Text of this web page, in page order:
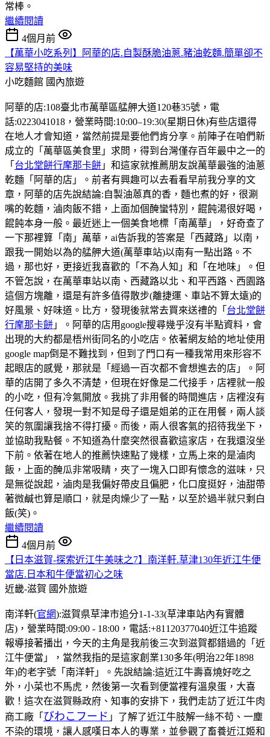
常棒。
繼續閱讀
4個月前
【萬華小吃系列】阿華的店.自製酥脆油蔥.豬油乾麵.簡單卻不
容易堅持的美味
小吃麵館 國內旅遊
阿華的店:108臺北市萬華區艋舺大道120巷35號，電
話:0223041018，營業時間:10:00–19:30(星期日休)有些店還得
在地人才會知道，當然前提是要他們肯分享。前陣子在咱們新
成立的「萬華區美食里」求問，得到台灣僅存百年最中之一的
「 台北堂餅行摩那卡餅 」和這家就推薦朋友說萬華最強的油蔥
乾麵「阿華的店」。前者有興趣可以去看看早前我分享的文
章，阿華的店先說結論:自製油蒽真的香，麵也煮的好，很涮
嘴的乾麵，滷肉飯不錯，上面加個醃蠻特別，餛飩湯很好喝，
餛飩本身一般。最近迷上一個美食地標「南萬華」，好奇查了
一下那裡算「南」萬華，ai告訴我的答案是「西藏路」以南，
跟我一開始以為的艋舺大道(萬華車站)以南有一點出路。不
過，那也好，更接近我喜歡的「不為人知」和「在地味」。但
不管怎說，在萬華車站以南、西藏路以北、和平西路、西園路
這個方塊離，還是有許多值得散步(離捷運、車站不算太遠)的
好風景、好味道。比方，發現後就常去買來送禮的「 台北堂餅
行摩那卡餅 」。阿華的店用google搜尋幾乎沒有半點資料，會
出現的大約都是梧州街同名的小吃店。依著網友給的地址使用
google map倒是不難找到，但到了門口有一種我常用來形容不
起眼店的感覺，那就是「經過一百次都不會想進去的店」。阿
華的店開了多久不清楚，但現在好像是二代接手，店裡就一般
的小吃，但有冷氣開放。我挑了非用餐的時間進店，店裡沒有
任何客人，發現一對不知是母子還是姐弟的正在用餐，兩人談
笑的氛圍讓我捨不得打擾。而後，兩人很客氣的招待我坐下，
並協助我點餐。不知道為什麼突然很喜歡這家店，在我還沒坐
下前。依著在地人的推薦快速點了幾樣，立馬上來的是滷肉
飯，上面的醃瓜非常吸睛，夾了一塊入口即有懷念的滋味，只
是無從說起，滷肉是我偏好帶皮且偏肥，化口度挺好，油甜帶
著微鹹也算是順口，就是肉燥少了一點，以至於過半就只剩白
飯(笑)。
繼續閱讀
4個月前
【日本滋賀-探索近江牛美味之7】南洋軒.草津130年近江牛便
當店.日本和牛便當初心之味
近畿-滋賀 國外旅遊
南洋軒(官網):滋賀県草津市追分1-1-33(草津車站內有實體
店)，營業時間:09:00 - 18:00，電話:+81120377040近江牛追蹤
報導接著播出，今天的主角是我前後三次到滋賀都錯過的「近
江牛便當」，當然我指的是這家創業130多年(明治22年1898
年)的老字號「南洋軒」。先說結論:這近江牛壽喜燒好吃之
外，小菜也不馬虎，然後第一次看到便當裡有溫泉蛋，大喜
歡！這次在滋賀縣政府、知事的安排下，我們走訪了近江牛肉
商工廠「 びわこフード 」了解了近江牛肢解一絲不苟、一塵
不染的環境，讓人感嘆日本人的專業，並參觀了畜養近江姬和